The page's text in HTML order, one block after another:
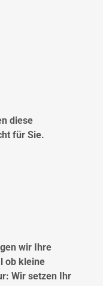
diese
für Sie.
wir Ihre
ob kleine
Wir setzen Ihr